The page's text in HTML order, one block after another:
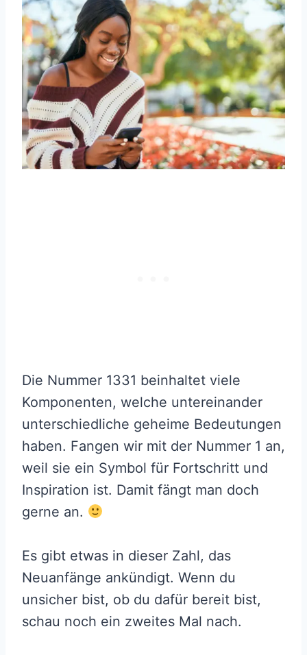
Die Nummer 1331 beinhaltet viele
Komponenten, welche untereinander
unterschiedliche geheime Bedeutungen
haben. Fangen wir mit der Nummer 1 an,
weil sie ein Symbol für Fortschritt und
Inspiration ist. Damit fängt man doch
gerne an.
Es gibt etwas in dieser Zahl, das
Neuanfänge ankündigt. Wenn du
unsicher bist, ob du dafür bereit bist,
schau noch ein zweites Mal nach.